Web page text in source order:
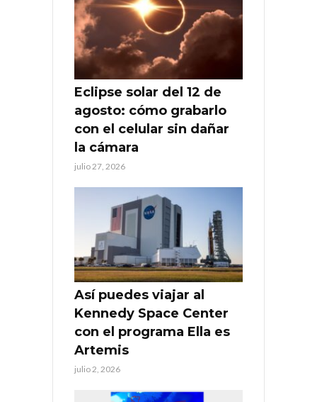
Eclipse solar del 12 de
agosto: cómo grabarlo
con el celular sin dañar
la cámara
julio 27, 2026
Así puedes viajar al
Kennedy Space Center
con el programa Ella es
Artemis
julio 2, 2026